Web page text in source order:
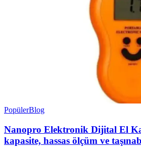
PopülerBlog
Nanopro Elektronik Dijital El
kapasite, hassas ölçüm ve